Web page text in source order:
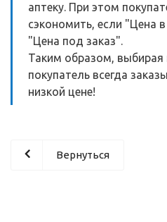
аптеку. При этом
сэкономить, если "Цена
"Цена под заказ".
Таким образом, выбирая
покупатель всегда
низкой цене!
Вернуться